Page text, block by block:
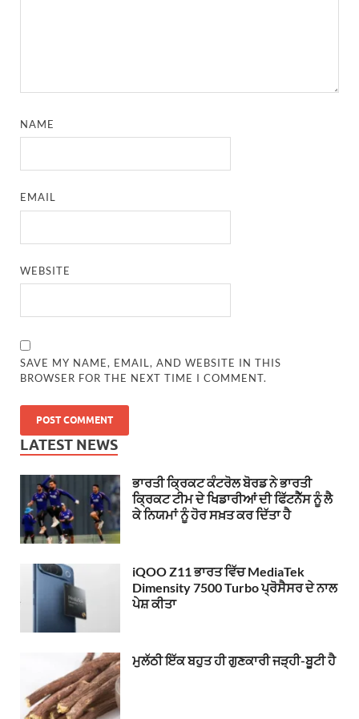
NAME
EMAIL
WEBSITE
SAVE MY NAME, EMAIL, AND WEBSITE IN THIS
BROWSER FOR THE NEXT TIME I COMMENT.
LATEST NEWS
ਭਾਰਤੀ ਕ੍ਰਿਕਟ ਕੰਟਰੋਲ ਬੋਰਡ ਨੇ ਭਾਰਤੀ
ਕ੍ਰਿਕਟ ਟੀਮ ਦੇ ਖਿਡਾਰੀਆਂ ਦੀ ਫਿੱਟਨੈੱਸ ਨੂੰ ਲੈ
ਕੇ ਨਿਯਮਾਂ ਨੂੰ ਹੋਰ ਸਖ਼ਤ ਕਰ ਦਿੱਤਾ ਹੈ
iQOO Z11 ਭਾਰਤ ਵਿੱਚ MediaTek
Dimensity 7500 Turbo ਪ੍ਰੋਸੈਸਰ ਦੇ ਨਾਲ
ਪੇਸ਼ ਕੀਤਾ
ਮੁਲੱਠੀ ਇੱਕ ਬਹੁਤ ਹੀ ਗੁਣਕਾਰੀ ਜੜ੍ਹੀ-ਬੂਟੀ ਹੈ